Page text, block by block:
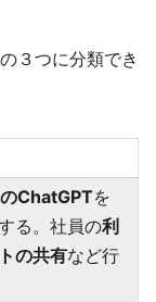
３つに分類でき
ChatGPTを
る。社員の利
の共有など行